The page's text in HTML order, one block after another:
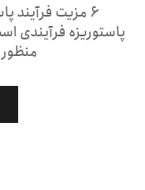
۶ مزیت فرآیند
پاستوریزه
منظور